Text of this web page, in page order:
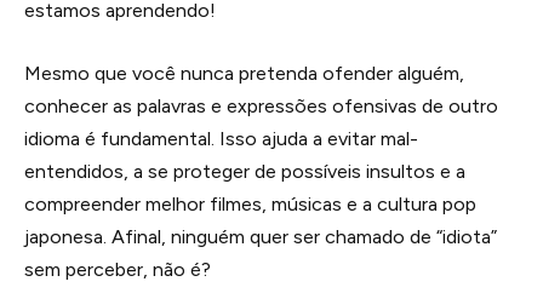
estamos aprendendo!
Mesmo que você nunca pretenda ofender alguém,
conhecer as palavras e expressões ofensivas de outro
idioma é fundamental. Isso ajuda a evitar mal-
entendidos, a se proteger de possíveis insultos e a
compreender melhor filmes, músicas e a cultura pop
japonesa. Afinal, ninguém quer ser chamado de “idiota”
sem perceber, não é?